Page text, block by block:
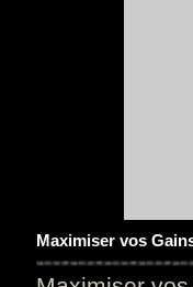
Maximiser vos